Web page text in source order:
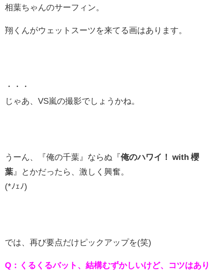
相葉ちゃんのサーフィン。
翔くんがウェットスーツを来てる画はあります。
・・・
じゃあ、VS嵐の撮影でしょうかね。
うーん、『俺の千葉』ならぬ『俺のハワイ！ with 櫻
葉 』とかだったら、激しく興奮。
(*ﾉｪﾉ)
では、再び要点だけピックアップを(笑)
Q：くるくるバット、結構むずかしいけど、コツはあり